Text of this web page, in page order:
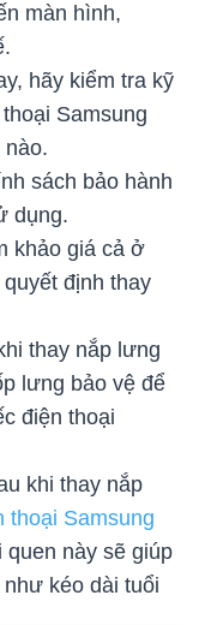
màn hình,
hãy kiểm tra kỹ
Samsung
nào.
sách bảo hành
dụng.
khảo giá cả ở
định thay
thay nắp lưng
lưng bảo vệ để
điện thoại
khi thay nắp
thoại Samsung
này sẽ giúp
kéo dài tuổi